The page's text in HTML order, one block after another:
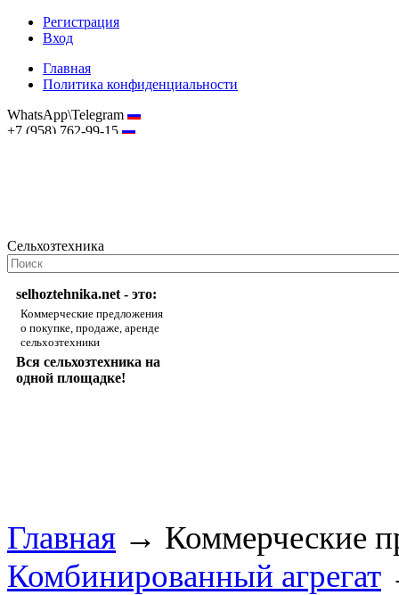
Регистрация
Вход
Главная
Политика конфиденциальности
WhatsApp\Telegram
+7 (958) 762-99-15
Сельхозтехника
selhoztehnika.net - это:
Коммерческие предложения
о покупке, продаже, аренде
сельхозтехники
Вся сельхозтехника на
одной площадке!
Главная → Коммерческие
Комбинированный агрегат